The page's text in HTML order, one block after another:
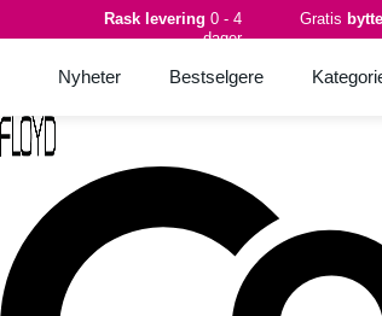
Rask levering 0 - 4
dager
Gratis bytte
Nyheter Bestselgere